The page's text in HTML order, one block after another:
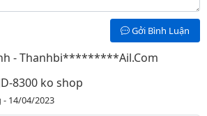
Gởi Bình Luận
- Thanhbi*********ail.com
8300 ko shop
- 14/04/2023